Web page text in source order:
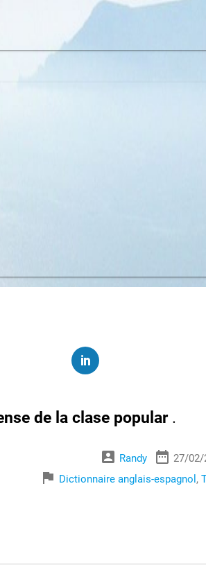
de la clase popular .
account_box Randy date_range 27/02/
flag Dictionnaire anglais-espagnol ,